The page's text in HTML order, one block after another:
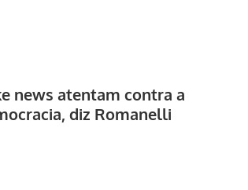
news atentam contra a
diz Romanelli